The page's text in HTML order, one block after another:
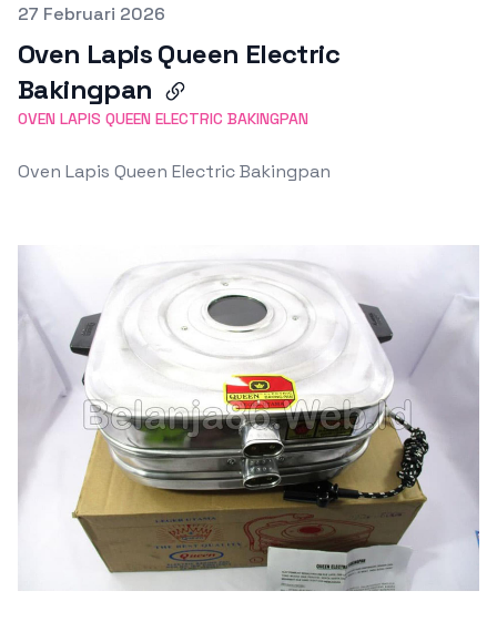
Terbit pada
27 Februari 2026
Oven Lapis Queen Electric
Bakingpan
OVEN LAPIS QUEEN ELECTRIC BAKINGPAN
Oven Lapis Queen Electric Bakingpan